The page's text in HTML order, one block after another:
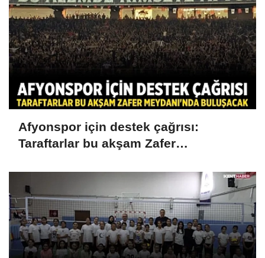
Afyonspor için destek çağrısı:
Taraftarlar bu akşam Zafer